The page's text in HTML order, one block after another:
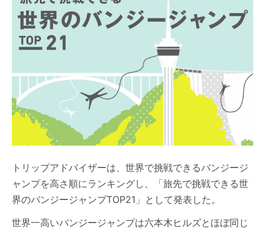
トリップアドバイザーは、世界で挑戦できるバンジージ
ャンプを高さ順にランキングし、「旅先で挑戦できる世
界のバンジージャンプTOP21」として発表した。
世界一高いバンジージャンプは六本木ヒルズとほぼ同じ